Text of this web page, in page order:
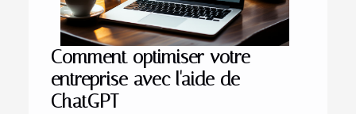
Comment optimiser votre
entreprise avec l'aide de
ChatGPT